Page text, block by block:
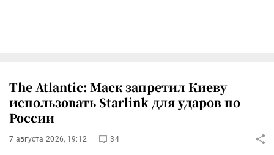
The Atlantic: Маск запретил Киеву
использовать Starlink для ударов по
России
7 августа 2026, 19:12 34